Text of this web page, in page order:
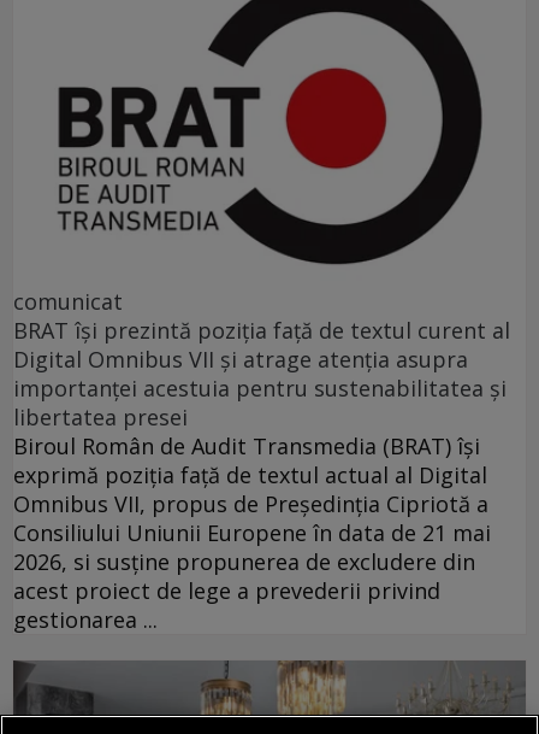
comunicat
BRAT își prezintă poziția față de textul curent al
Digital Omnibus VII și atrage atenția asupra
importanței acestuia pentru sustenabilitatea și
libertatea presei
Biroul Român de Audit Transmedia (BRAT) își
exprimă poziția față de textul actual al Digital
Omnibus VII, propus de Președinția Cipriotă a
Consiliului Uniunii Europene în data de 21 mai
2026, si susține propunerea de excludere din
acest proiect de lege a prevederii privind
gestionarea ...